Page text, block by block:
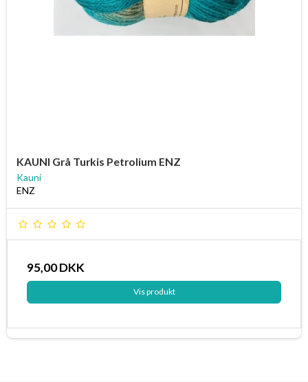
KAUNI Grå Turkis Petrolium ENZ
Kauni
ENZ
95,00 DKK
Vis produkt